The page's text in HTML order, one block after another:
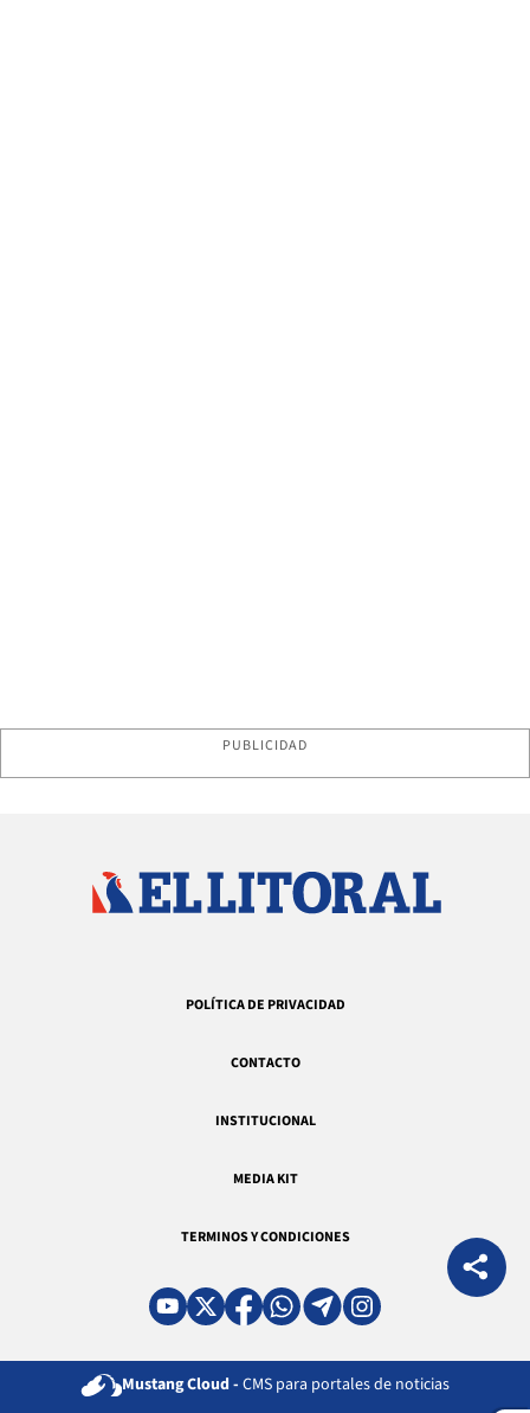
PUBLICIDAD
POLÍTICA DE PRIVACIDAD
CONTACTO
INSTITUCIONAL
MEDIA KIT
TERMINOS Y CONDICIONES
Mustang Cloud - CMS para portales de noticias